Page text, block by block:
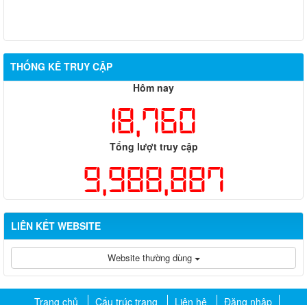
THỐNG KÊ TRUY CẬP
Hôm nay
18,760
Tổng lượt truy cập
9,988,887
LIÊN KẾT WEBSITE
Website thường dùng
Trang chủ Cấu trúc trang Liên hệ Đăng nhập